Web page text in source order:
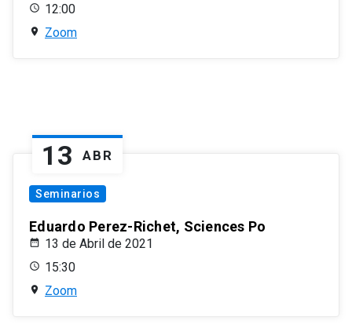
12:00
Zoom
13 ABR
Seminarios
Eduardo Perez-Richet, Sciences Po
13 de Abril de 2021
15:30
Zoom